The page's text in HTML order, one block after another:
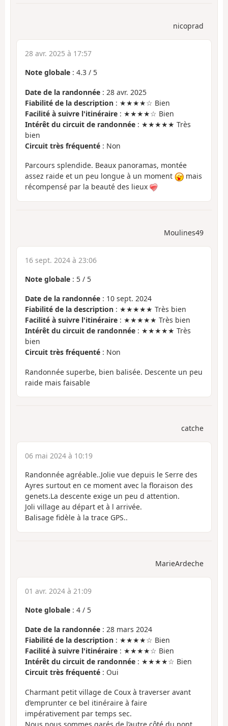
nicoprad
28 avr. 2025 à 17:57
Note globale : 4.3 / 5
Date de la randonnée : 28 avr. 2025
Fiabilité de la description : ★★★★☆ Bien
Facilité à suivre l'itinéraire : ★★★★☆ Bien
Intérêt du circuit de randonnée : ★★★★★ Très
bien
Circuit très fréquenté : Non
Parcours splendide. Beaux panoramas, montée
assez raide et un peu longue à un moment
mais
récompensé par la beauté des lieux
Moulines49
16 sept. 2024 à 23:06
Note globale : 5 / 5
Date de la randonnée : 10 sept. 2024
Fiabilité de la description : ★★★★★ Très bien
Facilité à suivre l'itinéraire : ★★★★★ Très bien
Intérêt du circuit de randonnée : ★★★★★ Très
bien
Circuit très fréquenté : Non
Randonnée superbe, bien balisée. Descente un peu
raide mais faisable
catche
06 mai 2024 à 10:19
Randonnée agréable..Jolie vue depuis le Serre des
Ayres surtout en ce moment avec la floraison des
genets.La descente exige un peu d attention.
Joli village au départ et à l arrivée.
Balisage fidèle à la trace GPS..
MarieArdeche
01 avr. 2024 à 21:09
Note globale : 4 / 5
Date de la randonnée : 28 mars 2024
Fiabilité de la description : ★★★★☆ Bien
Facilité à suivre l'itinéraire : ★★★★☆ Bien
Intérêt du circuit de randonnée : ★★★★☆ Bien
Circuit très fréquenté : Oui
Charmant petit village de Coux à traverser avant
d’emprunter ce bel itinéraire à faire
impérativement par temps sec.
Nous nous sommes garés de l’autre côté du pont,